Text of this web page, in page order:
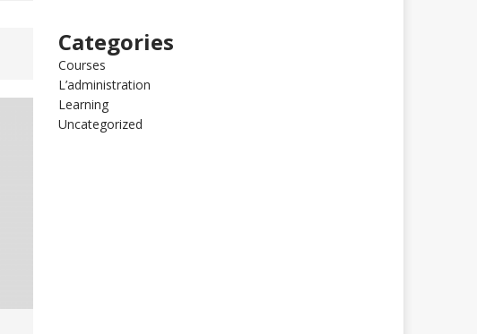
Categories
Courses
L’administration
Learning
Uncategorized